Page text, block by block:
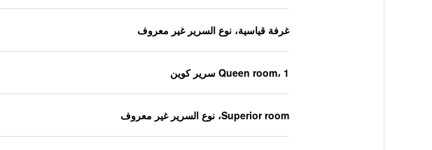
غرفة قياسية، نوع السرير غير معروف
Queen room، 1 سرير كوين
Superior room، نوع السرير غير معروف